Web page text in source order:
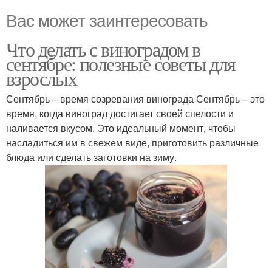
Вас может заинтересовать
Что делать с виноградом в
сентябре: полезные советы для
взрослых
Сентябрь – время созревания винограда Сентябрь – это
время, когда виноград достигает своей спелости и
наливается вкусом. Это идеальный момент, чтобы
насладиться им в свежем виде, приготовить различные
блюда или сделать заготовки на зиму.